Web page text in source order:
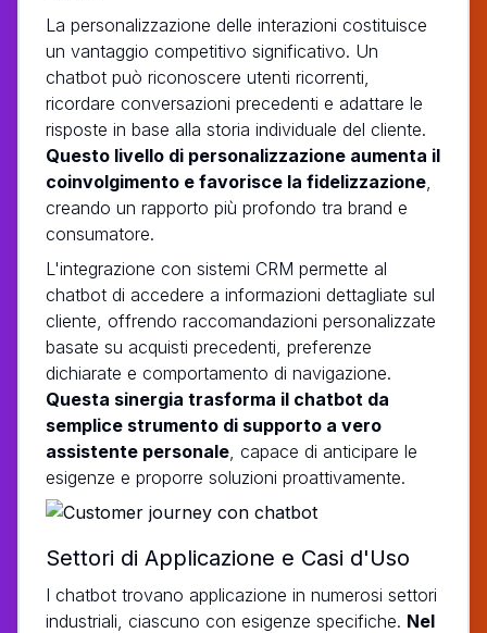
La personalizzazione delle interazioni costituisce
un vantaggio competitivo significativo. Un
chatbot può riconoscere utenti ricorrenti,
ricordare conversazioni precedenti e adattare le
risposte in base alla storia individuale del cliente.
Questo livello di personalizzazione aumenta il
coinvolgimento e favorisce la fidelizzazione
creando un rapporto più profondo tra brand e
consumatore.
L'integrazione con sistemi CRM permette al
chatbot di accedere a informazioni dettagliate sul
cliente, offrendo raccomandazioni personalizzate
basate su acquisti precedenti, preferenze
dichiarate e comportamento di navigazione.
Questa sinergia trasforma il chatbot da
semplice strumento di supporto a vero
assistente personale , capace di anticipare le
esigenze e proporre soluzioni proattivamente.
Settori di Applicazione e Casi d'Uso
I chatbot trovano applicazione in numerosi settori
industriali, ciascuno con esigenze specifiche. Nel